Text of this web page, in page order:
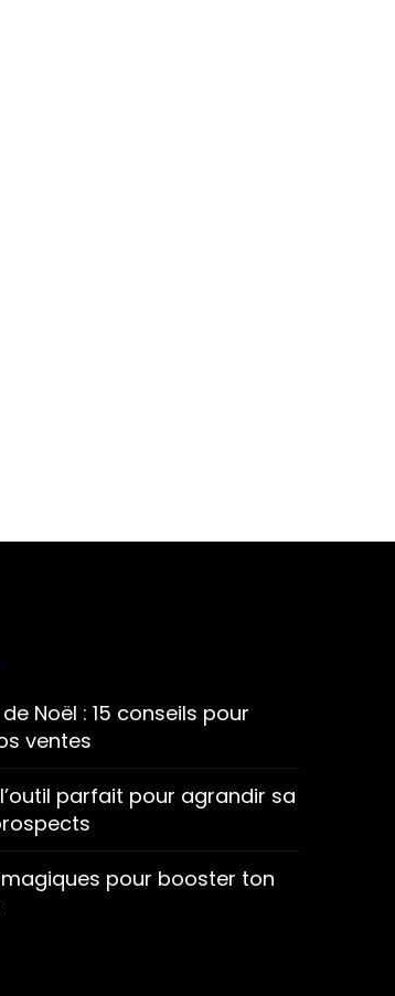
Noël : 15 conseils pour
ventes
parfait pour agrandir sa
pour booster ton